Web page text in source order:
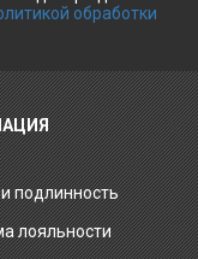
обработки
подлинность
лояльности